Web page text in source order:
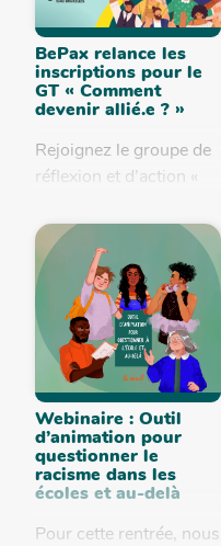
BePax relance les
inscriptions pour le
GT « Comment
devenir allié.e ? »
Rejoignez le groupe de
réflexion et d’action «
allié.e ? » Dans ce
groupe de travail,
BePax accompagne des
citoyen·nes dans leurs
réflexions autour...
Webinaire : Outil
d’animation pour
questionner le
racisme dans les
écoles et au-delà
Pour cette rentrée, nous